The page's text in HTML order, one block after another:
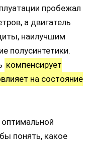
пробежал
а двигатель
наилучшим
полусинтетики.
компенсирует
на состояние
понять, какое